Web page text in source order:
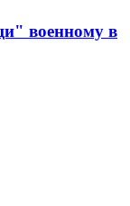
военному в